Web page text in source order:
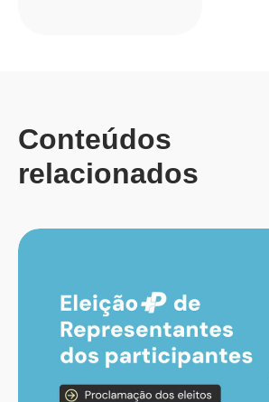
Conteúdos
relacionados